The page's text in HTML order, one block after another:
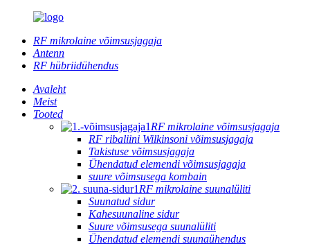
RF mikrolaine võimsusjagaja
Antenn
RF hübriidühendus
Avaleht
Meist
Tooted
RF mikrolaine võimsusjagaja
RF ribaliini Wilkinsoni võimsusjagaja
Takistuse võimsusjagaja
Ühendatud elemendi võimsusjagaja
suure võimsusega kombain
RF mikrolaine suunalüliti
Suunatud sidur
Kahesuunaline sidur
Suure võimsusega suunalüliti
Ühendatud elemendi suunaühendus